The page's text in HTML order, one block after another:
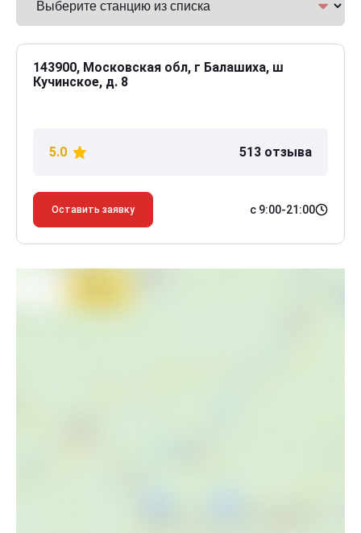
143900, Московская обл, г Балашиха, ш
Кучинское, д. 8
5.0 513 отзыва
Оставить заявку с 9:00-21:00